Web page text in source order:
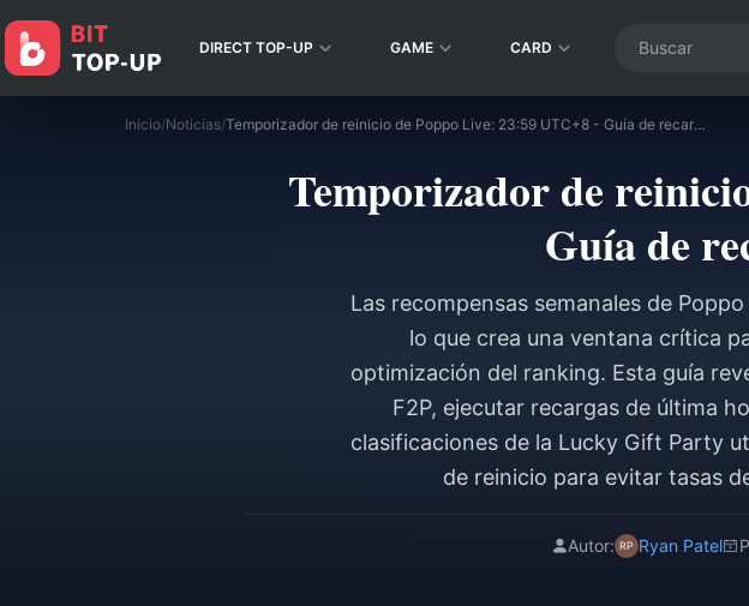
DIRECT TOP-UP GAME CARD
Inicio/Noticias/ Temporizador de reinicio de Poppo Live: 23:59 UTC+8 - Guía de recarga de monedas
Temporizador de
Guía de
Las recompensas semanales de
lo que crea una ventana crítica
optimización del ranking. Esta guía
F2P, ejecutar recargas de última
clasificaciones de la Lucky Gift Party
de reinicio para evitar tasas
Autor: Ryan Patel